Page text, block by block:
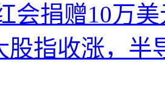
会捐赠10万
股指收涨，半